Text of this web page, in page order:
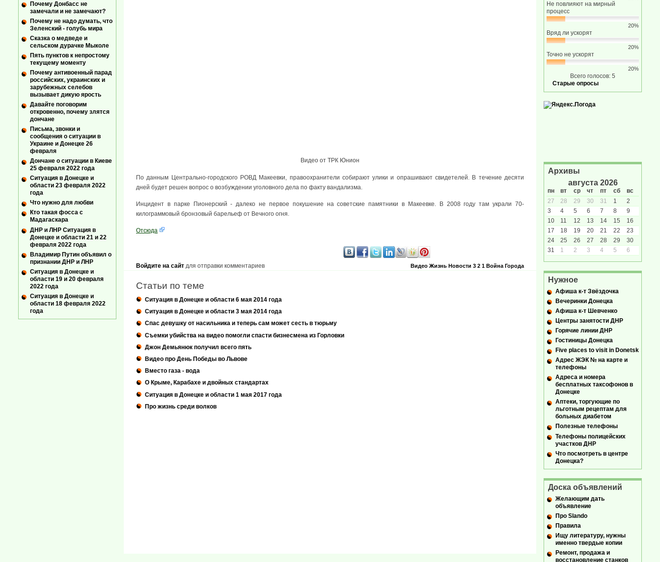
Видео от ТРК Юнион
По данным Центрально-городского РОВД Макеевки, правоохранители собирают улики и опрашивают свидетелей. В течение десяти
дней будет решен вопрос о возбуждении уголовного дела по факту вандализма.
Инцидент в парке Пионерский - далеко не первое покушение на советские памятники в Макеевке. В 2008 году там украли 70-
килограммовый бронзовый барельеф от Вечного огня.
Отсюда
Видео Жизнь Новости 3 2 1 Война Города
Войдите на сайт для отправки комментариев
Статьи по теме
Ситуация в Донецке и области 6 мая 2014 года
Ситуация в Донецке и области 3 мая 2014 года
Спас девушку от насильника и теперь сам может сесть в тюрьму
Съемки убийства на видео помогли спасти бизнесмена из Горловки
Джон Демьянюк получил всего пять
Видео про День Победы во Львове
Вместо газа - вода
О Крыме, Карабахе и двойных стандартах
Ситуация в Донецке и области 1 мая 2017 года
Про жизнь среди волков
Почему Донбасс не
замечали и не замечают?
Почему не надо думать, что
Зеленский - голубь мира
Сказка о медведе и
сельском дурачке Мыколе
Пять пунктов к непростому
текущему моменту
Почему антивоенный парад
российских, украинских и
зарубежных селебов
вызывает дикую ярость
Давайте поговорим
откровенно, почему злятся
дончане
Письма, звонки и
сообщения о ситуации в
Украине и Донецке 26
февраля
Дончане о ситуации в Киеве
25 февраля 2022 года
Ситуация в Донецке и
области 23 февраля 2022
года
Что нужно для любви
Кто такая фосса с
Мадагаскара
ДНР и ЛНР Ситуация в
Донецке и области 21 и 22
февраля 2022 года
Владимир Путин объявил о
признании ДНР и ЛНР
Ситуация в Донецке и
области 19 и 20 февраля
2022 года
Ситуация в Донецке и
области 18 февраля 2022
года
Не повлияют на мирный
процесс
20%
Вряд ли ускорят
20%
Точно не ускорят
20%
Всего голосов: 5
Старые опросы
Архивы
августа 2026
пн вт ср чт пт сб
вс
27
28 29 30 31 1
2
3
4 5 6 7 8
9
10
11 12 13 14 15
16
17
18 19 20 21 22
23
24
25 26 27 28 29
30
31
1 2 3 4 5 6
Нужное
Афиша к-т Звёздочка
Вечеринки Донецка
Афиша к-т Шевченко
Центры занятости ДНР
Горячие линии ДНР
Гостиницы Донецка
Five places to visit in Donetsk
Адрес ЖЭК № на карте и
телефоны
Адреса и номера
бесплатных таксофонов в
Донецке
Аптеки, торгующие по
льготным рецептам для
больных диабетом
Полезные телефоны
Телефоны полицейских
участков ДНР
Что посмотреть в центре
Донецка?
Доска объявлений
Желающим дать
объявление
Про Slando
Правила
Ищу литературу, нужны
именно твердые копии
Ремонт, продажа и
восстановление станков